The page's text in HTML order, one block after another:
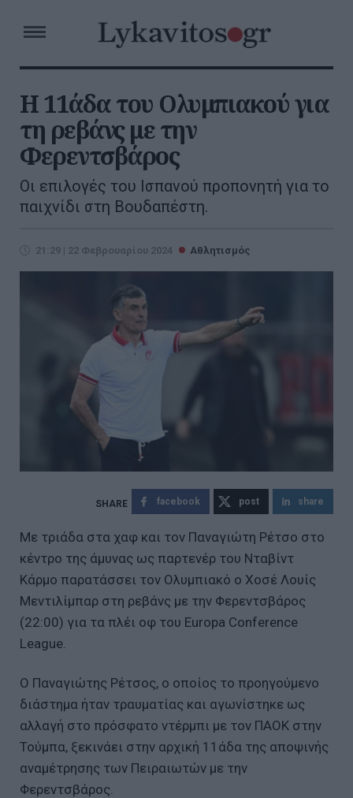
Η 11άδα του Ολυμπιακού για
τη ρεβάνς με την
Φερεντσβάρος
Οι επιλογές του Ισπανού προπονητή για το
παιχνίδι στη Βουδαπέστη.
21:29 | 22 Φεβρουαρίου 2024 Αθλητισμός
facebook post share
Με τριάδα στα χαφ και τον Παναγιώτη Ρέτσο στο
κέντρο της άμυνας ως παρτενέρ του Νταβίντ
Κάρμο παρατάσσει τον Ολυμπιακό ο Χοσέ Λουίς
Μεντιλίμπαρ στη ρεβάνς με την Φερεντσβάρος
(22:00) για τα πλέι οφ του Europa Conference
League.
Ο Παναγιώτης Ρέτσος, ο οποίος το προηγούμενο
διάστημα ήταν τραυματίας και αγωνίστηκε ως
αλλαγή στο πρόσφατο ντέρμπι με τον ΠΑΟΚ στην
Τούμπα, ξεκινάει στην αρχική 11άδα της αποψινής
αναμέτρησης των Πειραιωτών με την
Φερεντσβάρος.